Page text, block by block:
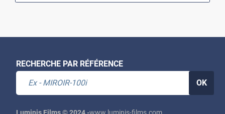
RECHERCHE PAR RÉFÉRENCE
OK